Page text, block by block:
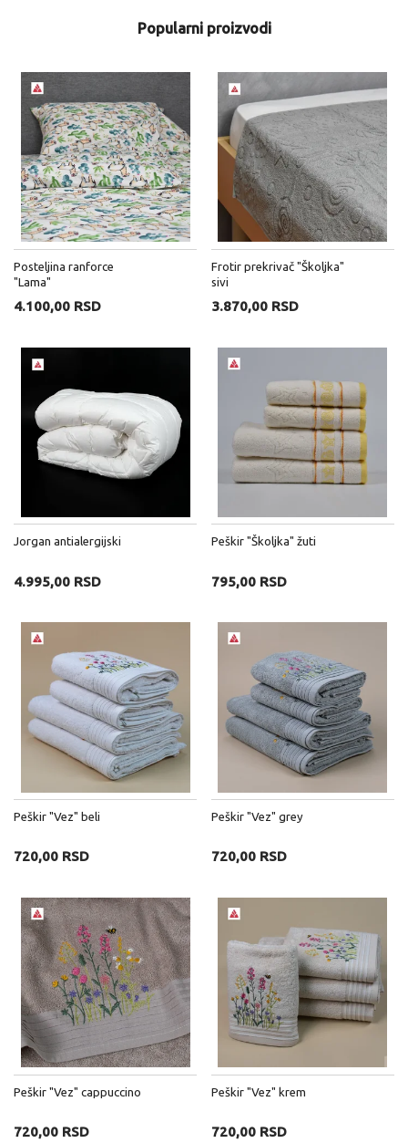
Popularni proizvodi
Posteljina ranforce
"Lama"
4.100,00 RSD
Frotir prekrivač "Školjka"
sivi
3.870,00 RSD
Jorgan antialergijski
4.995,00 RSD
Peškir "Školjka" žuti
795,00 RSD
Peškir "Vez" beli
720,00 RSD
Peškir "Vez" grey
720,00 RSD
Peškir "Vez" cappuccino
720,00 RSD
Peškir "Vez" krem
720,00 RSD